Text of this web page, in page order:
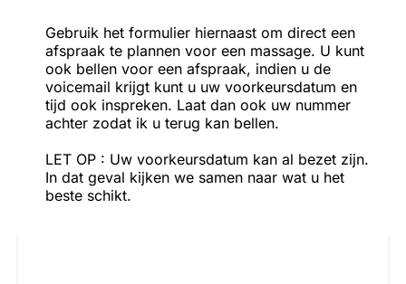
Gebruik het formulier hiernaast om direct een
afspraak te plannen voor een massage. U kunt
ook bellen voor een afspraak, indien u de
voicemail krijgt kunt u uw voorkeursdatum en
tijd ook inspreken. Laat dan ook uw nummer
achter zodat ik u terug kan bellen.
LET OP : Uw voorkeursdatum kan al bezet zijn.
In dat geval kijken we samen naar wat u het
beste schikt.